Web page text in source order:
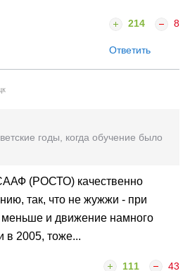
214 8
Ответить
годы, когда обучение было
(РОСТО) качественно
так, что не жужжи - при
и движение намного
в 2005, тоже...
111 43